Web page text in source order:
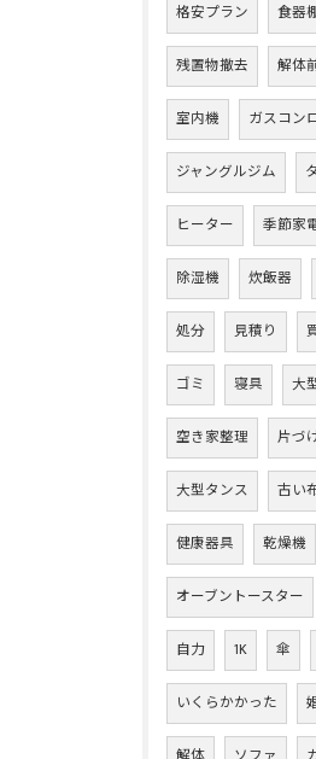
格安プラン 食器
残置物撤去 解体
室内機 ガスコン
ジャングルジム
ヒーター 季節家
除湿機 炊飯器
処分 見積り
ゴミ 寝具 大
空き家整理 片づ
大型タンス 古い
健康器具 乾燥機
オーブントースター
自力 1K 傘
いくらかかった